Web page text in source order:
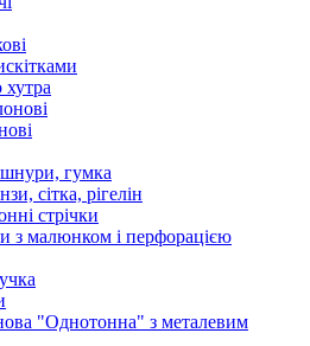
гумка
сітка, рігелін
стрічки
з малюнком і перфорацією
"Однотонна" з металевим